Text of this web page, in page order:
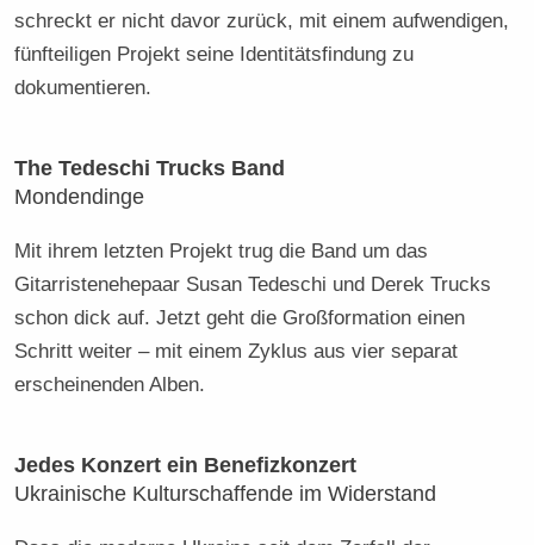
schreckt er nicht davor zurück, mit einem aufwendigen,
fünfteiligen Projekt seine Identitätsfindung zu
dokumentieren.
The Tedeschi Trucks Band
Mondendinge
Mit ihrem letzten Projekt trug die Band um das
Gitarristenehepaar Susan Tedeschi und Derek Trucks
schon dick auf. Jetzt geht die Großformation einen
Schritt weiter – mit einem Zyklus aus vier separat
erscheinenden Alben.
Jedes Konzert ein Benefizkonzert
Ukrainische Kulturschaffende im Widerstand